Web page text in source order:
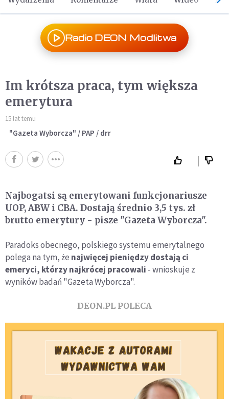
Radio DEON Modlitwa
Im krótsza praca, tym większa
emerytura
15 lat temu
"Gazeta Wyborcza" / PAP / drr
Najbogatsi są emerytowani funkcjonariusze
UOP, ABW i CBA. Dostają średnio 3,5 tys. zł
brutto emerytury - pisze "Gazeta Wyborcza".
Paradoks obecnego, polskiego systemu emerytalnego
polega na tym, że najwięcej pieniędzy dostają ci
emeryci, którzy najkrócej pracowali - wnioskuje z
wyników badań "Gazeta Wyborcza".
DEON.PL POLECA